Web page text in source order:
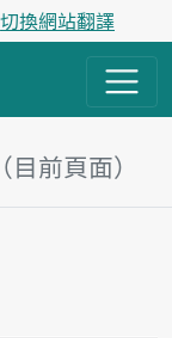
切換網站翻譯
目前頁面）